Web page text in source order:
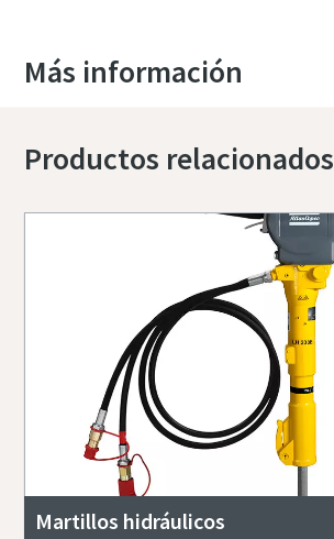
Más información
Productos relacionados
Martillos hidráulicos